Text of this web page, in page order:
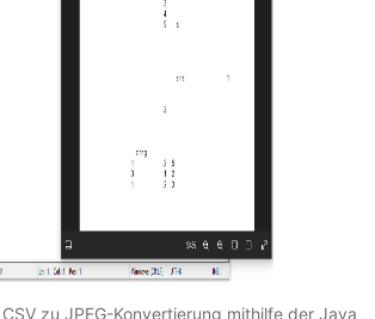
zu JPEG-Konvertierung mithilfe der Java